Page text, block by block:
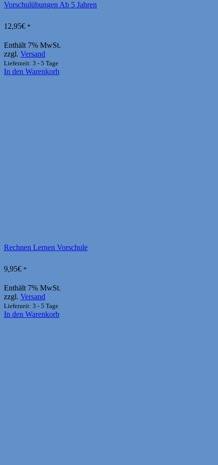
Vorschulübungen Ab 5 Jahren
12,95€ *
Enthält 7% MwSt.
zzgl. Versand
Lieferzeit: 3 - 5 Tage
In den Warenkorb
Rechnen Lernen Vorschule
9,95€ *
Enthält 7% MwSt.
zzgl. Versand
Lieferzeit: 3 - 5 Tage
In den Warenkorb